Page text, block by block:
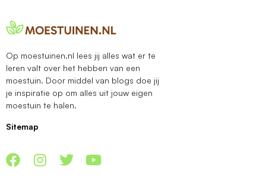
Op moestuinen.nl lees jij alles wat er te
leren valt over het hebben van een
moestuin. Door middel van blogs doe jij
je inspiratie op om alles uit jouw eigen
moestuin te halen.
Sitemap